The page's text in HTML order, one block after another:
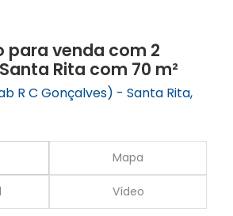
venda com 2
Rita com 70 m²
R C Gonçalves) - Santa Rita,
Mapa
Vídeo